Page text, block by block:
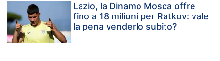
Lazio, la Dinamo Mosca offre
fino a 18 milioni per Ratkov: vale
la pena venderlo subito?